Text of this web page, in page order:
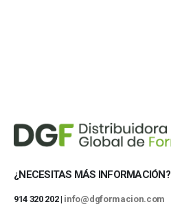
¿NECESITAS MÁS INFORMACIÓN?
914 320 202 | info@dgformacion.com